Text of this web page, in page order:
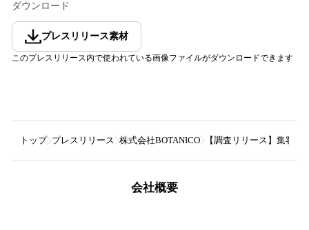
ダウンロード
プレスリリース素材
このプレスリリース内で使われている画像ファイルがダウンロードできます
トップ プレスリリース 株式会社BOTANICO 【調査リリース】集客
会社概要